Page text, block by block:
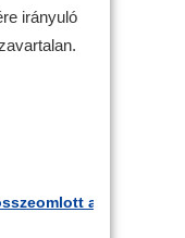
irányuló
a